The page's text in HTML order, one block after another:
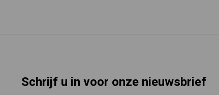
Schrijf u in voor onze nieuwsbrief